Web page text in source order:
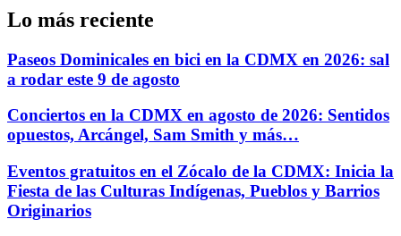
Lo más reciente
Paseos Dominicales en bici en la CDMX en 2026: sal
a rodar este 9 de agosto
Conciertos en la CDMX en agosto de 2026: Sentidos
opuestos, Arcángel, Sam Smith y más…
Eventos gratuitos en el Zócalo de la CDMX: Inicia la
Fiesta de las Culturas Indígenas, Pueblos y Barrios
Originarios